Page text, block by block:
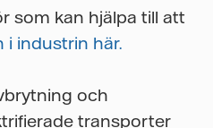
som kan hjälpa till att
i industrin här.
och
transporter